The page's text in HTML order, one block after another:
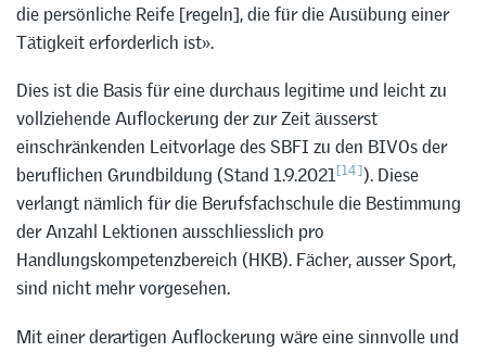
die persönliche Reife [regeln], die für die Ausübung einer
Tätigkeit erforderlich ist».
Dies ist die Basis für eine durchaus legitime und leicht zu
vollziehende Auflockerung der zur Zeit äusserst
einschränkenden Leitvorlage des SBFI zu den BIVOs der
beruflichen Grundbildung (Stand 1.9.2021[14]). Diese
verlangt nämlich für die Berufsfachschule die Bestimmung
der Anzahl Lektionen ausschliesslich pro
Handlungskompetenzbereich (HKB). Fächer, ausser Sport,
sind nicht mehr vorgesehen.
Mit einer derartigen Auflockerung wäre eine sinnvolle und